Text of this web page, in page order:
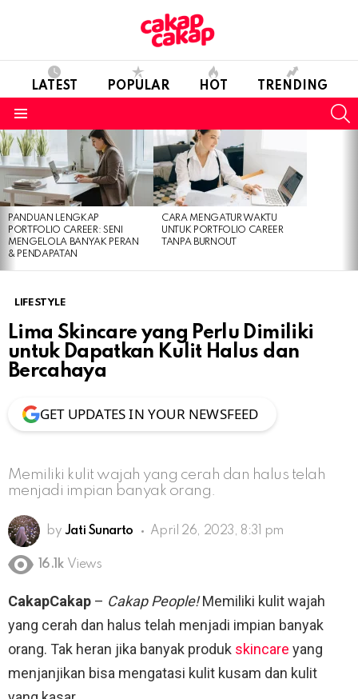
LATEST POPULAR HOT TRENDING
LATEST
STORIES
PANDUAN LENGKAP
PORTFOLIO CAREER: SENI
MENGELOLA BANYAK PERAN
& PENDAPATAN
CARA MENGATUR WAKTU
UNTUK PORTFOLIO CAREER
TANPA BURNOUT
LIFESTYLE
Lima Skincare yang Perlu Dimiliki
untuk Dapatkan Kulit Halus dan
Bercahaya
GET UPDATES IN YOUR NEWSFEED
Memiliki kulit wajah yang cerah dan halus telah
menjadi impian banyak orang.
by Jati Sunarto April 26, 2023, 8:31 pm
16.1k Views
CakapCakap – Cakap People!Memiliki kulit wajah
yang cerah dan halus telah menjadi impian banyak
orang. Tak heran jika banyak produk skincare yang
menjanjikan bisa mengatasi kulit kusam dan kulit